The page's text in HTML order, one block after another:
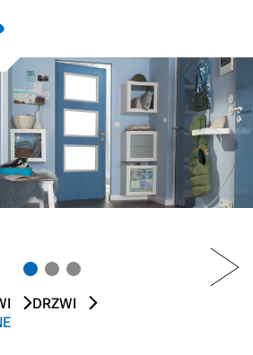
NEXT
DRZWI